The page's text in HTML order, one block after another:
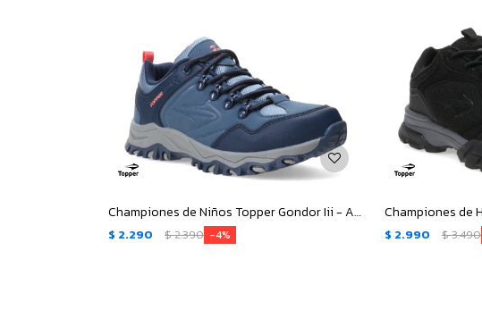
Championes de Niños Topper Gondor Iii - Azul
$ 2.290 $2.390 4 $ 2.990 $3.490